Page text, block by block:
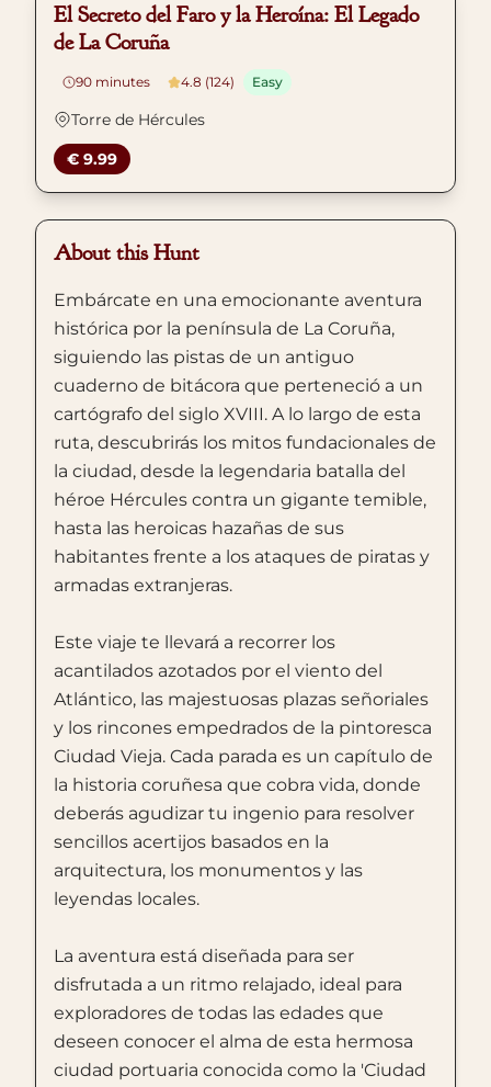
El Secreto del Faro y la Heroína: El Legado
de La Coruña
90 minutes 4.8 (124) Easy
Torre de Hércules
€ 9.99
About this Hunt
Embárcate en una emocionante aventura
histórica por la península de La Coruña,
siguiendo las pistas de un antiguo
cuaderno de bitácora que perteneció a un
cartógrafo del siglo XVIII. A lo largo de esta
ruta, descubrirás los mitos fundacionales de
la ciudad, desde la legendaria batalla del
héroe Hércules contra un gigante temible,
hasta las heroicas hazañas de sus
habitantes frente a los ataques de piratas y
armadas extranjeras.
Este viaje te llevará a recorrer los
acantilados azotados por el viento del
Atlántico, las majestuosas plazas señoriales
y los rincones empedrados de la pintoresca
Ciudad Vieja. Cada parada es un capítulo de
la historia coruñesa que cobra vida, donde
deberás agudizar tu ingenio para resolver
sencillos acertijos basados en la
arquitectura, los monumentos y las
leyendas locales.
La aventura está diseñada para ser
disfrutada a un ritmo relajado, ideal para
exploradores de todas las edades que
deseen conocer el alma de esta hermosa
ciudad portuaria conocida como la 'Ciudad